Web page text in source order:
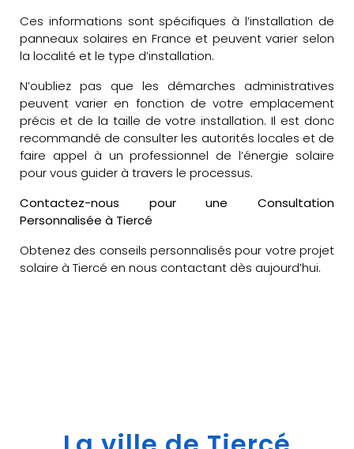
Ces informations sont spécifiques à l’installation de
panneaux solaires en France et peuvent varier selon
la localité et le type d’installation.
N’oubliez pas que les démarches administratives
peuvent varier en fonction de votre emplacement
précis et de la taille de votre installation. Il est donc
recommandé de consulter les autorités locales et de
faire appel à un professionnel de l’énergie solaire
pour vous guider à travers le processus.
Contactez-nous pour une Consultation
Personnalisée à Tiercé
Obtenez des conseils personnalisés pour votre projet
solaire à Tiercé en nous contactant dès aujourd’hui.